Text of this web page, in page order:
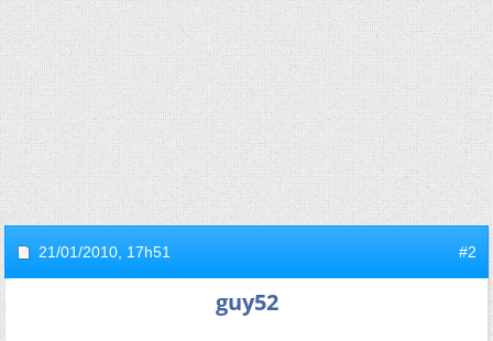
21/01/2010, 17h51 #2
guy52